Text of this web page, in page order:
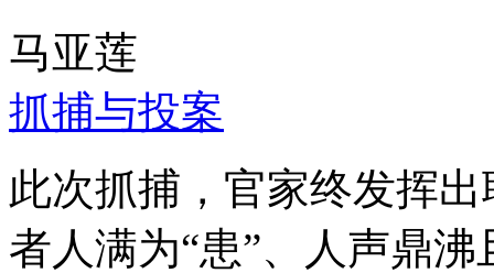
马亚莲
抓捕与投案
此次抓捕，官家终发挥
者人满为“患”、人声鼎